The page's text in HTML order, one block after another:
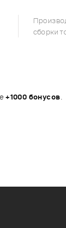
сборки
+1000 бонусов.